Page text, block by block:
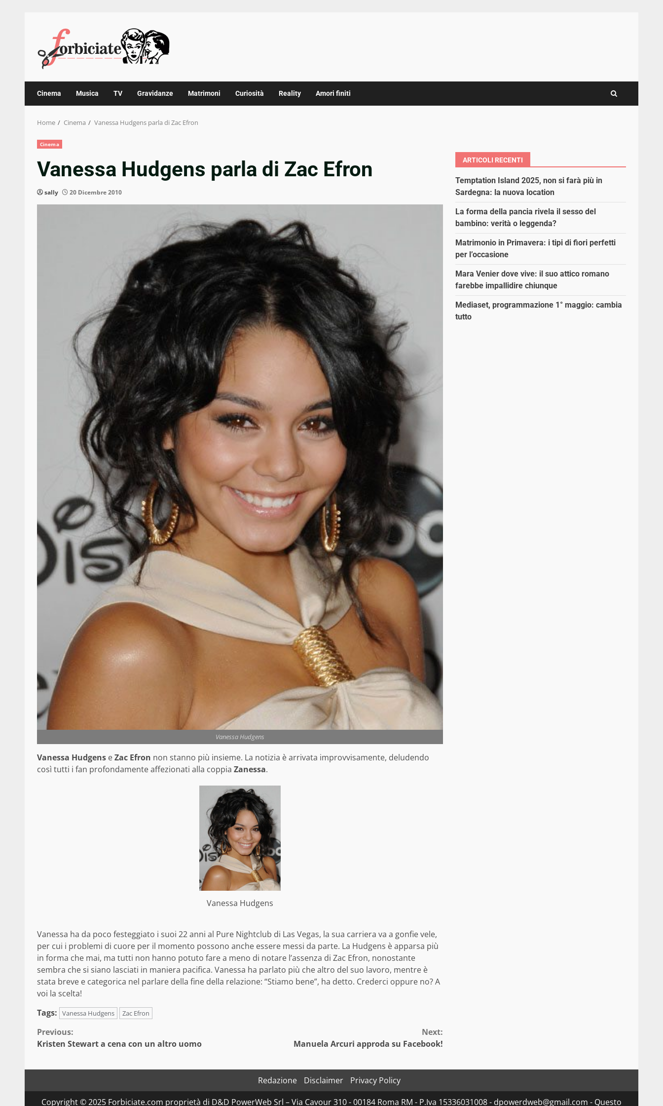
content
Cinema Musica TV Gravidanze Matrimoni Curiosità Reality Amori finiti
Home Cinema Vanessa Hudgens parla di Zac Efron
Cinema
Vanessa Hudgens parla di Zac Efron
sally 20 Dicembre 2010
Vanessa Hudgens
Vanessa Hudgens eZac Efron non stanno più insieme. La notizia è arrivata improvvisamente, deludendo
così tutti i fan profondamente affezionati alla coppia Zanessa.
Vanessa Hudgens
Vanessa ha da poco festeggiato i suoi 22 anni al Pure Nightclub di Las Vegas, la sua carriera va a gonfie vele,
per cui i problemi di cuore per il momento possono anche essere messi da parte. La Hudgens è apparsa più
in forma che mai, ma tutti non hanno potuto fare a meno di notare l’assenza di Zac Efron, nonostante
sembra che si siano lasciati in maniera pacifica. Vanessa ha parlato più che altro del suo lavoro, mentre è
stata breve e categorica nel parlare della fine della relazione: “Stiamo bene”, ha detto. Crederci oppure no? A
voi la scelta!
Tags:
Vanessa Hudgens Zac Efron
Continue
Previous:
Kristen Stewart a cena con un altro uomo
Next:
Manuela Arcuri approda su Facebook!
ARTICOLI RECENTI
Temptation Island 2025, non si farà più in
Sardegna: la nuova location
La forma della pancia rivela il sesso del
bambino: verità o leggenda?
Matrimonio in Primavera: i tipi di fiori perfetti
per l’occasione
Mara Venier dove vive: il suo attico romano
farebbe impallidire chiunque
Mediaset, programmazione 1° maggio: cambia
tutto
Redazione Disclaimer
Privacy Policy
Copyright © 2025 Forbiciate.com proprietà di D&D PowerWeb Srl – Via Cavour 310 - 00184 Roma RM - P.Iva 15336031008 - dpowerdweb@gmail.com - Questo